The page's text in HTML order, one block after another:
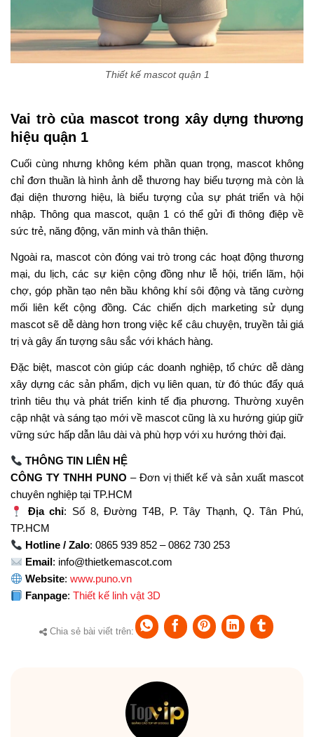
Thiết kế mascot quận 1
Vai trò của mascot trong xây dựng thương
hiệu quận 1
Cuối cùng nhưng không kém phần quan trọng, mascot không
chỉ đơn thuần là hình ảnh dễ thương hay biểu tượng mà còn là
đại diện thương hiệu, là biểu tượng của sự phát triển và hội
nhập. Thông qua mascot, quận 1 có thể gửi đi thông điệp về
sức trẻ, năng động, văn minh và thân thiện.
Ngoài ra, mascot còn đóng vai trò trong các hoạt động thương
mại, du lịch, các sự kiện cộng đồng như lễ hội, triển lãm, hội
chợ, góp phần tạo nên bầu không khí sôi động và tăng cường
mối liên kết cộng đồng. Các chiến dịch marketing sử dụng
mascot sẽ dễ dàng hơn trong việc kể câu chuyện, truyền tải giá
trị và gây ấn tượng sâu sắc với khách hàng.
Đặc biệt, mascot còn giúp các doanh nghiệp, tổ chức dễ dàng
xây dựng các sản phẩm, dịch vụ liên quan, từ đó thúc đẩy quá
trình tiêu thụ và phát triển kinh tế địa phương. Thường xuyên
cập nhật và sáng tạo mới về mascot cũng là xu hướng giúp giữ
vững sức hấp dẫn lâu dài và phù hợp với xu hướng thời đại.
THÔNG TIN LIÊN HỆ
CÔNG TY TNHH PUNO – Đơn vị thiết kế và sản xuất mascot
chuyên nghiệp tại TP.HCM
Địa chỉ: Số 8, Đường T4B, P. Tây Thạnh, Q. Tân Phú,
TP.HCM
Hotline / Zalo: 0865 939 852 – 0862 730 253
Email: info@thietkemascot.com
Website:www.puno.vn
Fanpage:Thiết kế linh vật 3D
Chia sẻ bài viết trên: